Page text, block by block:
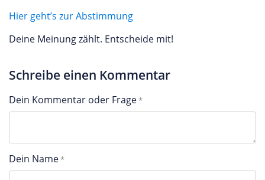
Hier geht’s zur Abstimmung
Deine Meinung zählt. Entscheide mit!
Schreibe einen Kommentar
Dein Kommentar oder Frage
Dein Name